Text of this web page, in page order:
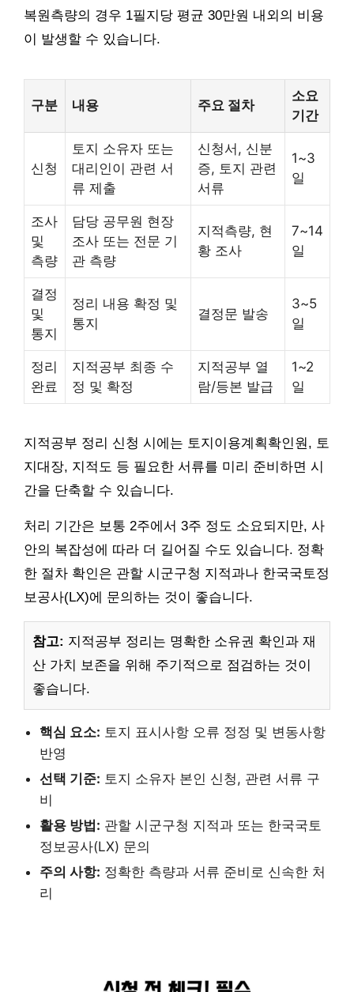
복원측량의 경우 1필지당 평균 30만원 내외의 비용
이 발생할 수 있습니다.
구분 내용 주요 절차
소요
기간
신청
토지 소유자 또는
대리인이 관련 서
류 제출
신청서, 신분
증, 토지 관련
서류
1~3
일
조사
및
측량
담당 공무원 현장
조사 또는 전문 기
관 측량
지적측량, 현
황 조사
7~14
일
결정
및
통지
정리 내용 확정 및
통지
결정문 발송
3~5
일
정리
완료
지적공부 최종 수
정 및 확정
지적공부 열
람/등본 발급
1~2
일
지적공부 정리 신청 시에는 토지이용계획확인원, 토
지대장, 지적도 등 필요한 서류를 미리 준비하면 시
간을 단축할 수 있습니다.
처리 기간은 보통 2주에서 3주 정도 소요되지만, 사
안의 복잡성에 따라 더 길어질 수도 있습니다. 정확
한 절차 확인은 관할 시군구청 지적과나 한국국토정
보공사(LX)에 문의하는 것이 좋습니다.
참고: 지적공부 정리는 명확한 소유권 확인과 재
산 가치 보존을 위해 주기적으로 점검하는 것이
좋습니다.
핵심 요소: 토지 표시사항 오류 정정 및 변동사항
반영
선택 기준: 토지 소유자 본인 신청, 관련 서류 구
비
활용 방법: 관할 시군구청 지적과 또는 한국국토
정보공사(LX) 문의
주의 사항: 정확한 측량과 서류 준비로 신속한 처
리